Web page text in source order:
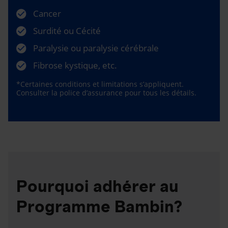
Cancer
Surdité ou Cécité
Paralysie ou paralysie cérébrale
Fibrose kystique, etc.
*Certaines conditions et limitations s’appliquent.
Consulter la police d’assurance pour tous les détails.
Pourquoi adhérer au
Programme Bambin?